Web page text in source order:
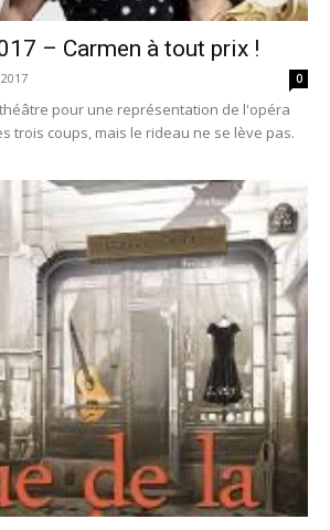
– Carmen à tout prix !
0
pour une représentation de l'opéra
trois coups, mais le rideau ne se lève pas.